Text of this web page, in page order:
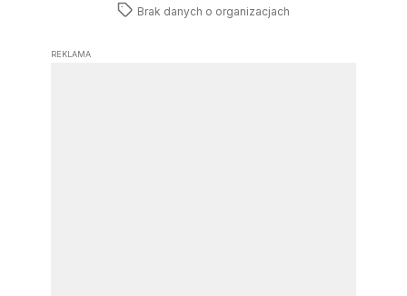
Brak danych o organizacjach
REKLAMA